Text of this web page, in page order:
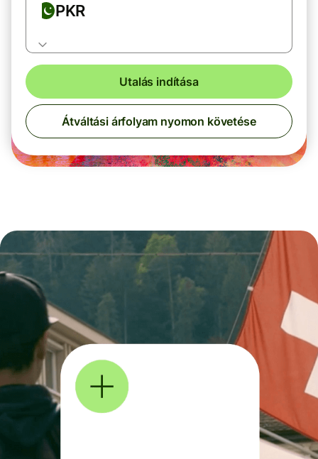
PKR
Utalás indítása
Átváltási árfolyam nyomon követése